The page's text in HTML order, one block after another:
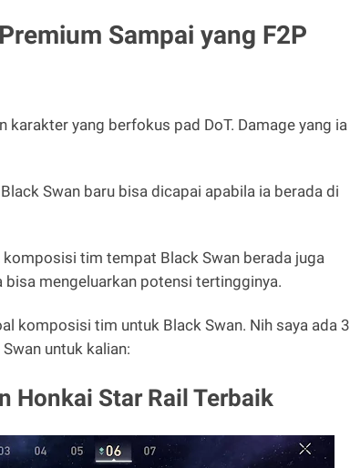
Sampai yang F2P
karakter yang berfokus pad DoT. Damage yang ia
Swan baru bisa dicapai apabila ia berada di
tim tempat Black Swan berada juga
mengeluarkan potensi tertingginya.
komposisi tim untuk Black Swan. Nih saya ada 3
untuk kalian:
Honkai Star Rail Terbaik